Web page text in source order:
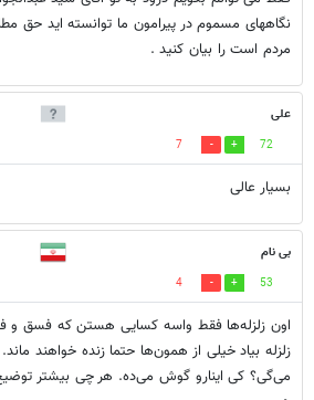
نگاههای مسموم در پیرامون ما توانسته اید حق
مردم است را بیان کنید .
علی
72
7
بسیار عالی
بی نام
53
4
اون زلزله‌ها فقط واسه کسایی هستن که فسق و
زلزله بیاد خیلی از همون‌ها حتما زنده خواهند
می‌گی؟ کی اینارو گوش می‌ده. هر چی بیشتر